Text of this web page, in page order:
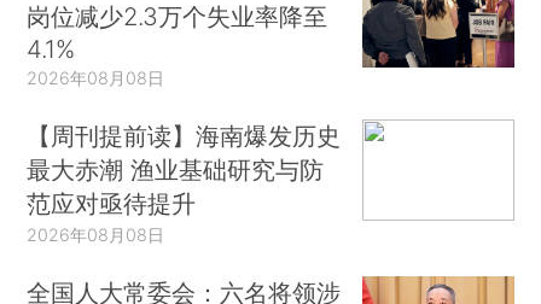
岗位减少2.3万个失业率降至
4.1%
2026年08月08日
【周刊提前读】海南爆发历史
最大赤潮 渔业基础研究与防
范应对亟待提升
2026年08月08日
全国人大常委会：六名将领涉